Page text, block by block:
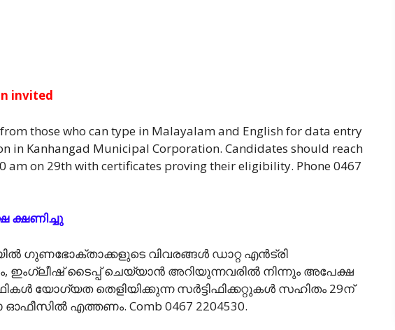
invited
those who can type in Malayalam and English for data entry
in Kanhangad Municipal Corporation. Candidates should reach
am on 29th with certificates proving their eligibility. Phone 0467
ക്ഷണിച്ചു
ഗുണഭോക്താക്കളുടെ വിവരങ്ങൾ ഡാറ്റ എൻട്രി
ഇംഗ്ലീഷ് ടൈപ്പ് ചെയ്യാൻ അറിയുന്നവരിൽ നിന്നും അപേക്ഷ
യോഗ്യത തെളിയിക്കുന്ന സർട്ടിഫിക്കറ്റുകൾ സഹിതം 29ന്
എത്തണം. Comb 0467 2204530.